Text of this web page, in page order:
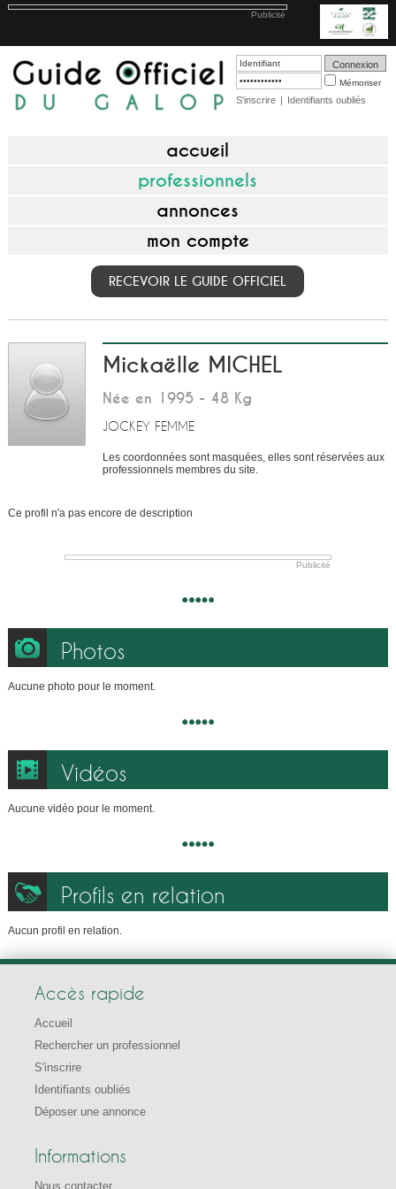
Publicité
Mémoriser
S'inscrire | Identifiants oubliés
accueil
professionnels
annonces
mon compte
RECEVOIR LE GUIDE OFFICIEL
Mickaëlle MICHEL
Née en 1995 - 48 Kg
JOCKEY FEMME
Les coordonnées sont masquées, elles sont réservées aux
professionnels membres du site.
Ce profil n'a pas encore de description
Publicité
Photos
Aucune photo pour le moment.
Vidéos
Aucune vidéo pour le moment.
Profils en relation
Aucun profil en relation.
Accès rapide
Accueil
Rechercher un professionnel
S'inscrire
Identifiants oubliés
Déposer une annonce
Informations
Nous contacter